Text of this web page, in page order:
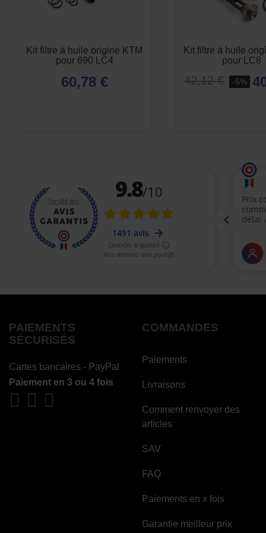
Kit filtre à huile origine KTM
pour 690 LC4
60,78 €
Kit filtre à huile
pour LC8
42,12 € -5%
PAIEMENTS
SÉCURISÉS
Cartes bancaires - PayPal
Paiement en 3 ou 4 fois
COMMANDES
Paiements
Livraisons
Comment renvoyer des
articles
SAV
FAQ
Paiements en x fois
Garantie meilleur prix